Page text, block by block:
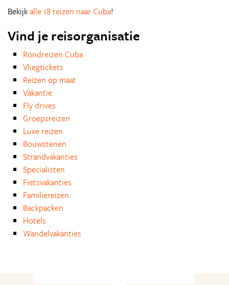
Bekijkalle 18 reizen naar Cuba!
Vind je reisorganisatie
Rondreizen Cuba
Vliegtickets
Reizen op maat
Vakantie
Fly drives
Groepsreizen
Luxe reizen
Bouwstenen
Strandvakanties
Specialisten
Fietsvakanties
Familiereizen
Backpacken
Hotels
Wandelvakanties